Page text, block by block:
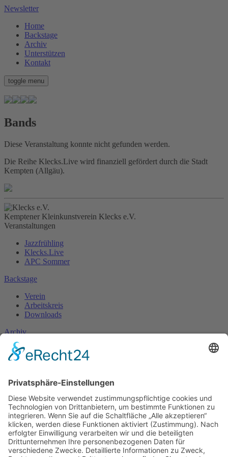
Newsletter
Home
Backstage
Archiv
Unterstützen
Kontakt
toggle menu
Bands
Diese Veranstaltung konnte nicht gefunden werden.
Die Reihe Klecks.Live wird finanziell gefördert durch die Stadt
Kempten (Allgäu).
Kemptener Kleinkunstverein Klecks e.V.
Veranstaltungen
Jazzfrühling
Klecks.Live
APC Sommer
Backstage
Verein
Arbeitskreis
Downloads
Archiv
Fotogalerie
Sponsoring
Spenden
Kontakt
Allgemein
Presse
Booking